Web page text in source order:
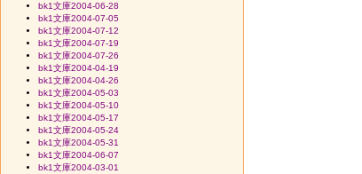
bk1文庫2004-06-28
bk1文庫2004-07-05
bk1文庫2004-07-12
bk1文庫2004-07-19
bk1文庫2004-07-26
bk1文庫2004-04-19
bk1文庫2004-04-26
bk1文庫2004-05-03
bk1文庫2004-05-10
bk1文庫2004-05-17
bk1文庫2004-05-24
bk1文庫2004-05-31
bk1文庫2004-06-07
bk1文庫2004-03-01